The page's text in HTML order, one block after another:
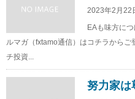
2023年2月22
EAも味方に
ルマガ（fxtamo通信）はコチラから
チ投資...
努力家は